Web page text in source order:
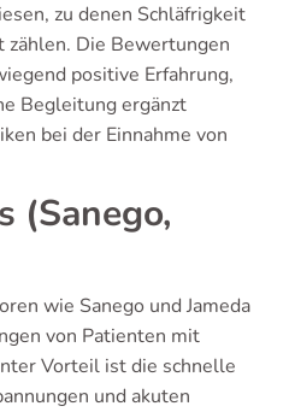
zu denen Schläfrigkeit
Die Bewertungen
positive Erfahrung,
Begleitung ergänzt
bei der Einnahme von
(Sanego,
wie Sanego und Jameda
von Patienten mit
Vorteil ist die schnelle
und akuten